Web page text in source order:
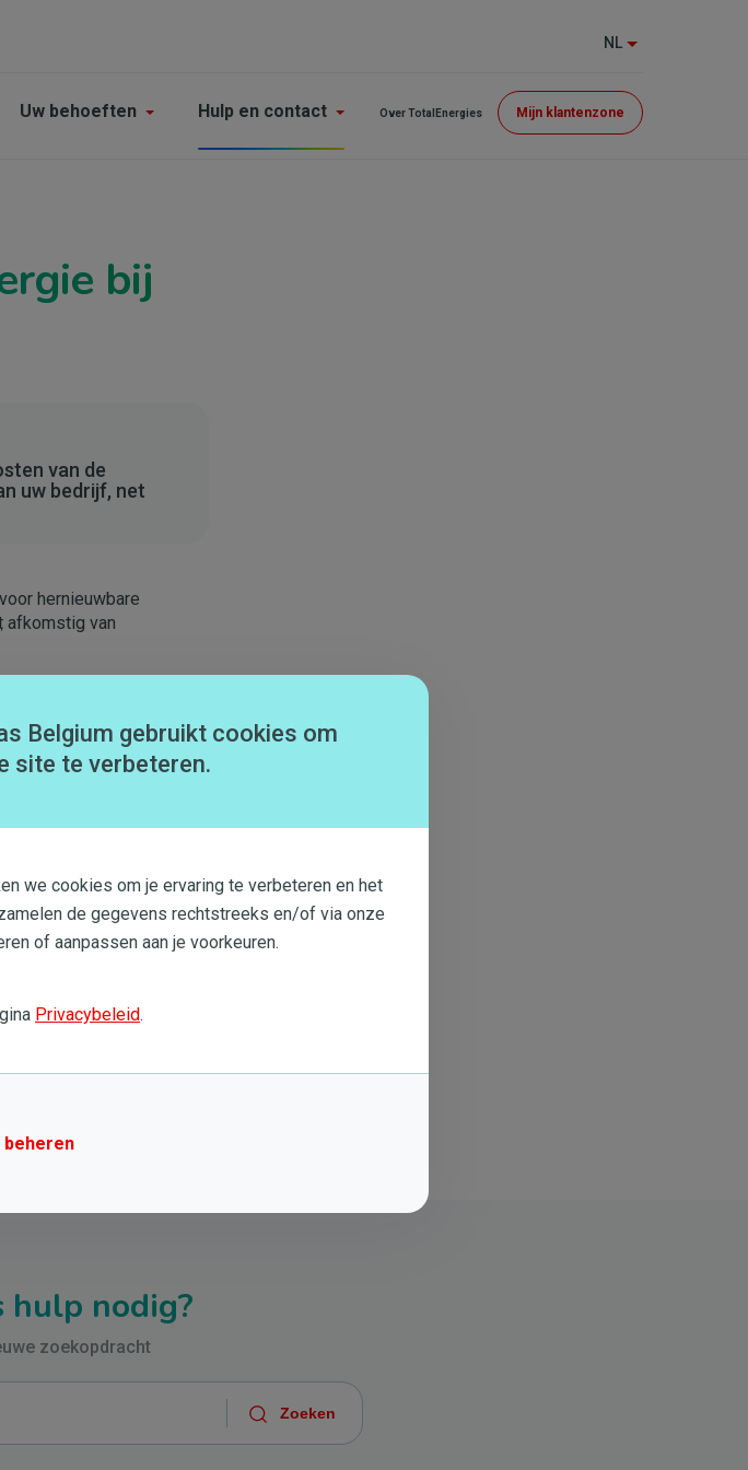
NL
Uw behoeften Hulp en contact
Menu
Over TotalEnergies Mijn klantenzone
bij
van de
uw bedrijf, net
hernieuwbare
afkomstig van
te leggen. Die
groeneelektriciteit. De
doel om de
van België en op alle
rekent de
dat hij aan hen levert.
me niet geholpen
hulp nodig?
zoekopdracht
Belgium gebruikt cookies om
site te verbeteren.
we cookies om je ervaring te verbeteren en het
de gegevens rechtstreeks en/of via onze
of aanpassen aan je voorkeuren.
Privacybeleid.
beheren